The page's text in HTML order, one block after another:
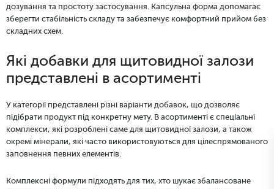
дозування та простоту застосування. Капсульна форма допомагає
зберегти стабільність складу та забезпечує комфортний прийом без
складних схем.
Які добавки для щитовидної залози
представлені в асортименті
У категорії представлені різні варіанти добавок, що дозволяє
підібрати продукт під конкретну мету. В асортименті є спеціальні
комплекси, які розроблені саме для щитовидної залози, а також
окремі мінерали, які часто використовуються для цілеспрямованого
заповнення певних елементів.
Комплексні формули підходять для тих, хто шукає збалансоване